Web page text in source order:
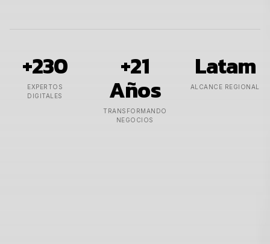
+230
EXPERTOS
DIGITALES
+21
Años
TRANSFORMANDO
NEGOCIOS
Latam
ALCANCE REGIONAL